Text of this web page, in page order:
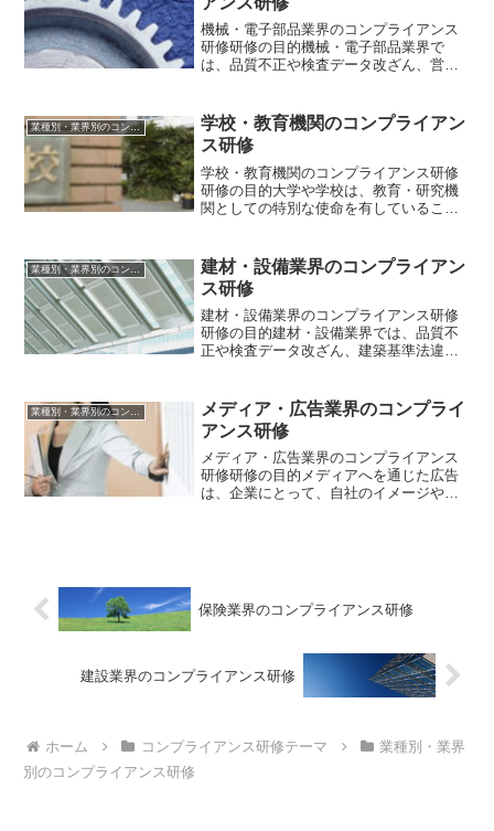
機械・電子部品業界のコンプライアンス
研修研修の目的機械・電子部品業界で
は、品質不正や検査データ改ざん、営業
となります。本研修では、業界特有のコ
ンプライアンスリスクと関連...
業種別・業界別のコンプライアンス研修
学校・教育機関のコンプライアン
ス研修
学校・教育機関のコンプライアンス研修
研修の目的大学や学校は、教育・研究機
関としての特別な使命を有していること
ん。また、学校や職員間だけではなく、
学生や生徒との関係を第一...
建材・設備業界のコンプライアン
ス研修
建材・設備業界のコンプライアンス研修
研修の目的建材・設備業界では、品質不
正や検査データ改ざん、建築基準法違
は、関係法令や業界特有のコンプライア
ンスリスクを理解するととも...
業種別・業界別のコンプライアンス研修
メディア・広告業界のコンプライ
アンス研修
メディア・広告業界のコンプライアンス
研修研修の目的メディアへを通じた広告
は、企業にとって、自社のイメージや商
保険業界のコンプライアンス研修
建設業界のコンプライアンス研修
ホーム コンプライアンス研修テーマ
業種別・業界
別のコンプライアンス研修